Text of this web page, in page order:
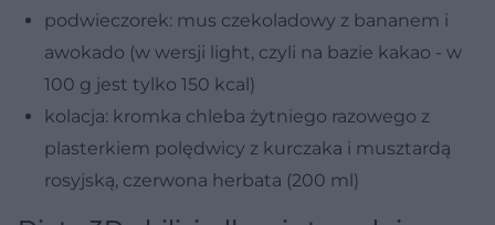
podwieczorek: mus czekoladowy z bananem i
awokado (w wersji light, czyli na bazie kakao - w
100 g jest tylko 150 kcal)
kolacja: kromka chleba żytniego razowego z
plasterkiem polędwicy z kurczaka i musztardą
rosyjską, czerwona herbata (200 ml)